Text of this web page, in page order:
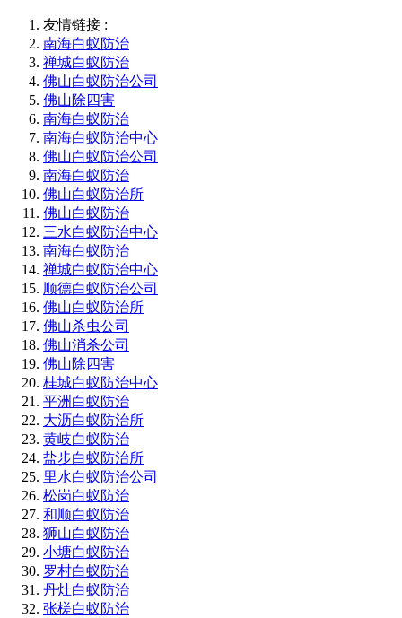
友情链接 :
南海白蚁防治
禅城白蚁防治
佛山白蚁防治公司
佛山除四害
南海白蚁防治
南海白蚁防治中心
佛山白蚁防治公司
南海白蚁防治
佛山白蚁防治所
佛山白蚁防治
三水白蚁防治中心
南海白蚁防治
禅城白蚁防治中心
顺德白蚁防治公司
佛山白蚁防治所
佛山杀虫公司
佛山消杀公司
佛山除四害
桂城白蚁防治中心
平洲白蚁防治
大沥白蚁防治所
黄岐白蚁防治
盐步白蚁防治所
里水白蚁防治公司
松岗白蚁防治
和顺白蚁防治
狮山白蚁防治
小塘白蚁防治
罗村白蚁防治
丹灶白蚁防治
张槎白蚁防治